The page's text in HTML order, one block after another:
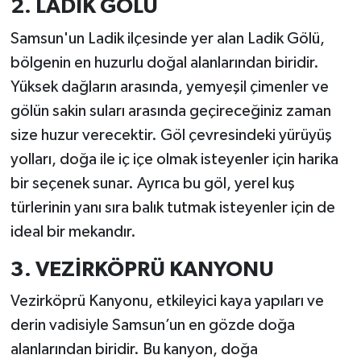
2. LADİK GÖLÜ
Samsun'un Ladik ilçesinde yer alan Ladik Gölü,
bölgenin en huzurlu doğal alanlarından biridir.
Yüksek dağların arasında, yemyeşil çimenler ve
gölün sakin suları arasında geçireceğiniz zaman
size huzur verecektir. Göl çevresindeki yürüyüş
yolları, doğa ile iç içe olmak isteyenler için harika
bir seçenek sunar. Ayrıca bu göl, yerel kuş
türlerinin yanı sıra balık tutmak isteyenler için de
ideal bir mekandır.
3. VEZİRKÖPRÜ KANYONU
Vezirköprü Kanyonu, etkileyici kaya yapıları ve
derin vadisiyle Samsun’un en gözde doğa
alanlarından biridir. Bu kanyon, doğa